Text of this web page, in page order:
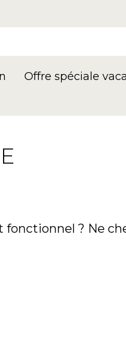
Offre spéciale
? Ne